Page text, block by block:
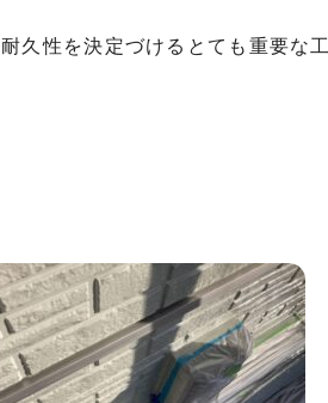
久性を決定づけるとても重要な